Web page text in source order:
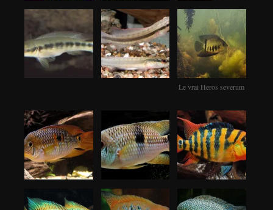
Le vrai Heros severum